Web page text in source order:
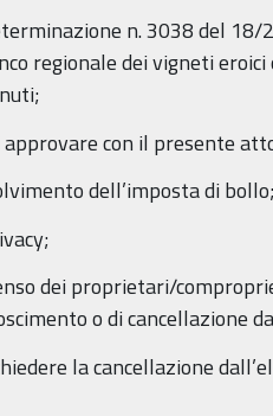
n. 3038 del
regionale dei vigneti
con il presente
dell’imposta di
dei proprietari/
o di cancellazione
la cancellazione